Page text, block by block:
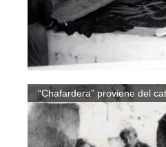
“Chafardera” proviene del